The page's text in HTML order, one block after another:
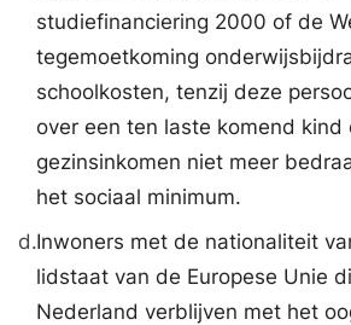
studiefinanciering 2000 of de
tegemoetkoming
schoolkosten, tenzij deze
over een ten laste komend kind
gezinsinkomen niet meer
het sociaal minimum.
d.Inwoners met de nationaliteit
lidstaat van de Europese Unie
Nederland verblijven met het